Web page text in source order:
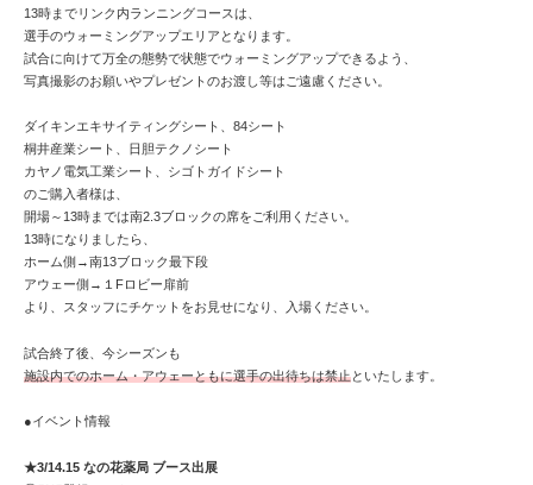
13時までリンク内ランニングコースは、
選手のウォーミングアップエリアとなります。
試合に向けて万全の態勢で状態でウォーミングアップできるよう、
写真撮影のお願いやプレゼントのお渡し等はご遠慮ください。
ダイキンエキサイティングシート、84シート
桐井産業シート、日胆テクノシート
カヤノ電気工業シート、シゴトガイドシート
のご購入者様は、
開場～13時までは南2.3ブロックの席をご利用ください。
13時になりましたら、
ホーム側→南13ブロック最下段
アウェー側→１Fロビー扉前
より、スタッフにチケットをお見せになり、入場ください。
試合終了後、今シーズンも
施設内でのホーム・アウェーともに選手の出待ちは禁止といたします。
●イベント情報
★3/14.15 なの花薬局 ブース出展